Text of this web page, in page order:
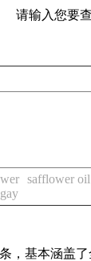
请输入您要
safflower oil
，基本涵盖